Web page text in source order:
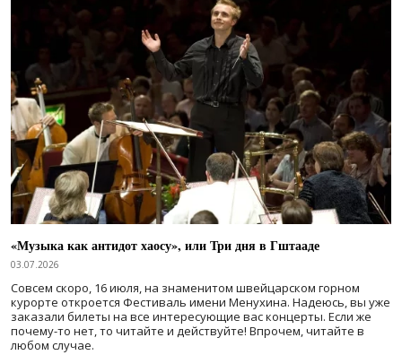
«Музыка как антидот хаосу», или Три дня в Гштааде
03.07.2026
Совсем скоро, 16 июля, на знаменитом швейцарском горном
курорте откроется Фестиваль имени Менухина. Надеюсь, вы уже
заказали билеты на все интересующие вас концерты. Если же
почему-то нет, то читайте и действуйте! Впрочем, читайте в
любом случае.